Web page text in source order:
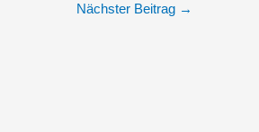
Nächster Beitrag →